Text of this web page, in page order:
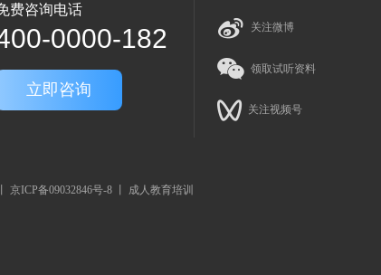
费咨询电话
0000-182
立即咨询
关注微博
领取试听资料
关注视频号
京ICP备09032846号-8 丨 成人教育培训